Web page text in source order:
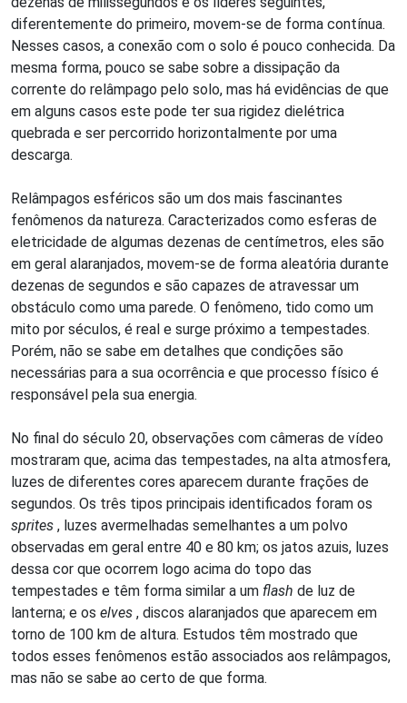
diferentemente do primeiro, movem-se de forma contínua.
Nesses casos, a conexão com o solo é pouco conhecida. Da
mesma forma, pouco se sabe sobre a dissipação da
corrente do relâmpago pelo solo, mas há evidências de que
em alguns casos este pode ter sua rigidez dielétrica
quebrada e ser percorrido horizontalmente por uma
descarga.
Relâmpagos esféricos são um dos mais fascinantes
fenômenos da natureza. Caracterizados como esferas de
eletricidade de algumas dezenas de centímetros, eles são
em geral alaranjados, movem-se de forma aleatória durante
dezenas de segundos e são capazes de atravessar um
obstáculo como uma parede. O fenômeno, tido como um
mito por séculos, é real e surge próximo a tempestades.
Porém, não se sabe em detalhes que condições são
necessárias para a sua ocorrência e que processo físico é
responsável pela sua energia.
No final do século 20, observações com câmeras de vídeo
mostraram que, acima das tempestades, na alta atmosfera,
luzes de diferentes cores aparecem durante frações de
segundos. Os três tipos principais identificados foram os
sprites , luzes avermelhadas semelhantes a um polvo
observadas em geral entre 40 e 80 km; os jatos azuis, luzes
dessa cor que ocorrem logo acima do topo das
tempestades e têm forma similar a um flash de luz de
lanterna; e os elves , discos alaranjados que aparecem em
torno de 100 km de altura. Estudos têm mostrado que
todos esses fenômenos estão associados aos relâmpagos,
mas não se sabe ao certo de que forma.